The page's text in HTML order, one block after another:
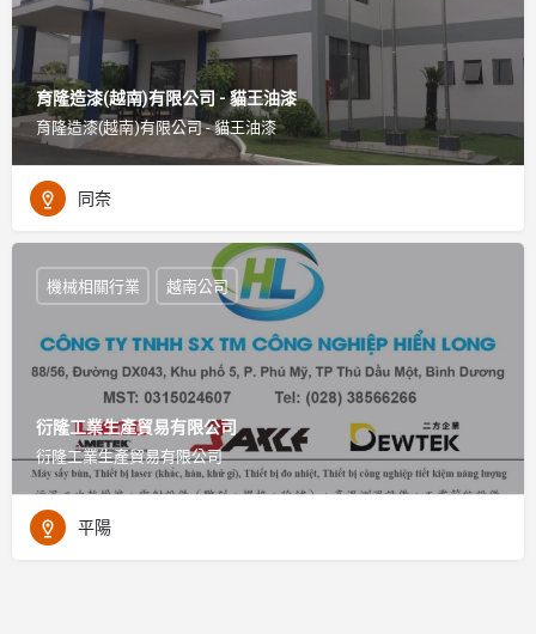
育隆造漆(越南)有限公司 - 貓王油漆
育隆造漆(越南)有限公司 - 貓王油漆
同奈
衍隆工業生產貿易有限公司
衍隆工業生產貿易有限公司
機械相關行業 越南公司
平陽